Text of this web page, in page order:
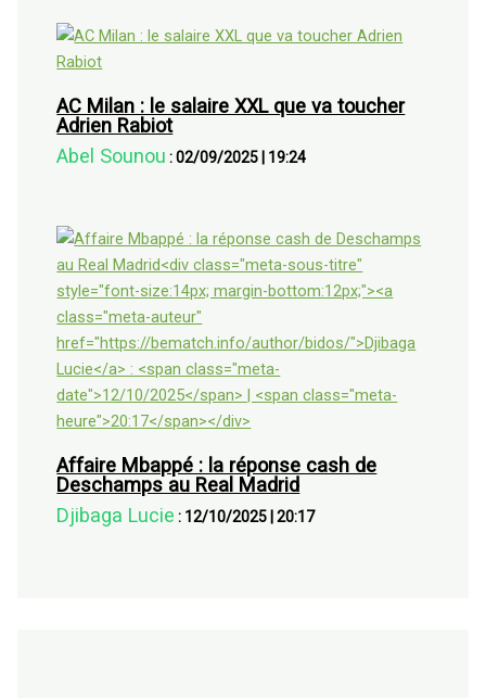
AC Milan : le salaire XXL que va toucher
Adrien Rabiot
Abel Sounou :02/09/2025 19:24
Affaire Mbappé : la réponse cash de
Deschamps au Real Madrid
Djibaga Lucie : 12/10/2025 |20:17